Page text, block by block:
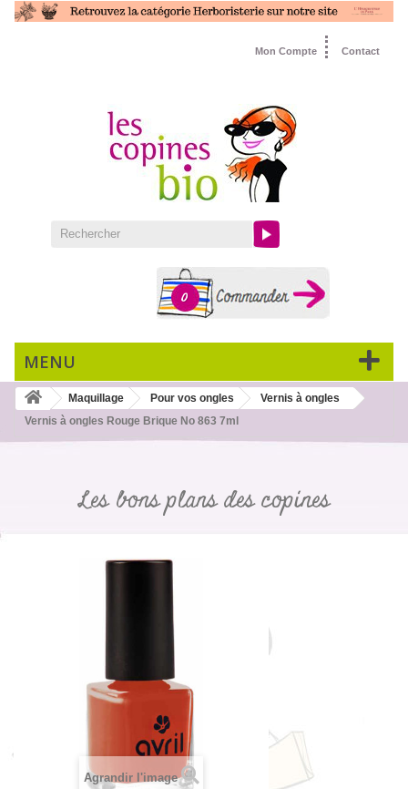
Contact
Mon Compte
0
MENU
Maquillage Pour vos ongles
Vernis à ongles
Vernis à ongles Rouge Brique No 863 7ml
Les bons plans des copines
Agrandir l'image